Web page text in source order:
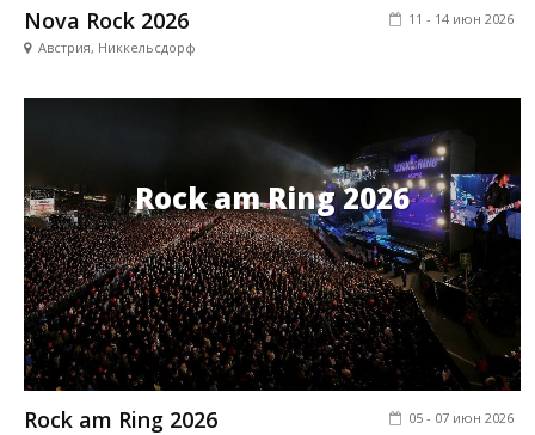
Nova Rock 2026
Австрия, Никкельсдорф
11 - 14 июн 2026
Rock am Ring 2026
Rock am Ring 2026 05 - 07 июн 2026